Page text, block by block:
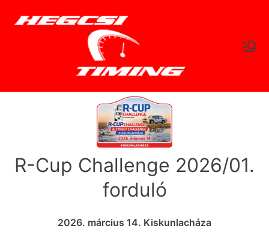
hegc
sitimi
Időtlen Idők
R-Cup Challenge 2026/01.
forduló
2026. március 14. Kiskunlacháza